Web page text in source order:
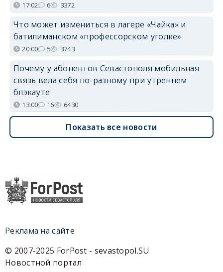
17:02 6 3372
Что может измениться в лагере «Чайка» и
батилиманском «профессорском уголке»
20:00 5 3743
Почему у абонентов Севастополя мобильная
связь вела себя по-разному при утреннем
блэкауте
13:00 16 6430
Показать все новости
Реклама на сайте
© 2007-2025 ForPost - sevastopol.SU
Новостной портал